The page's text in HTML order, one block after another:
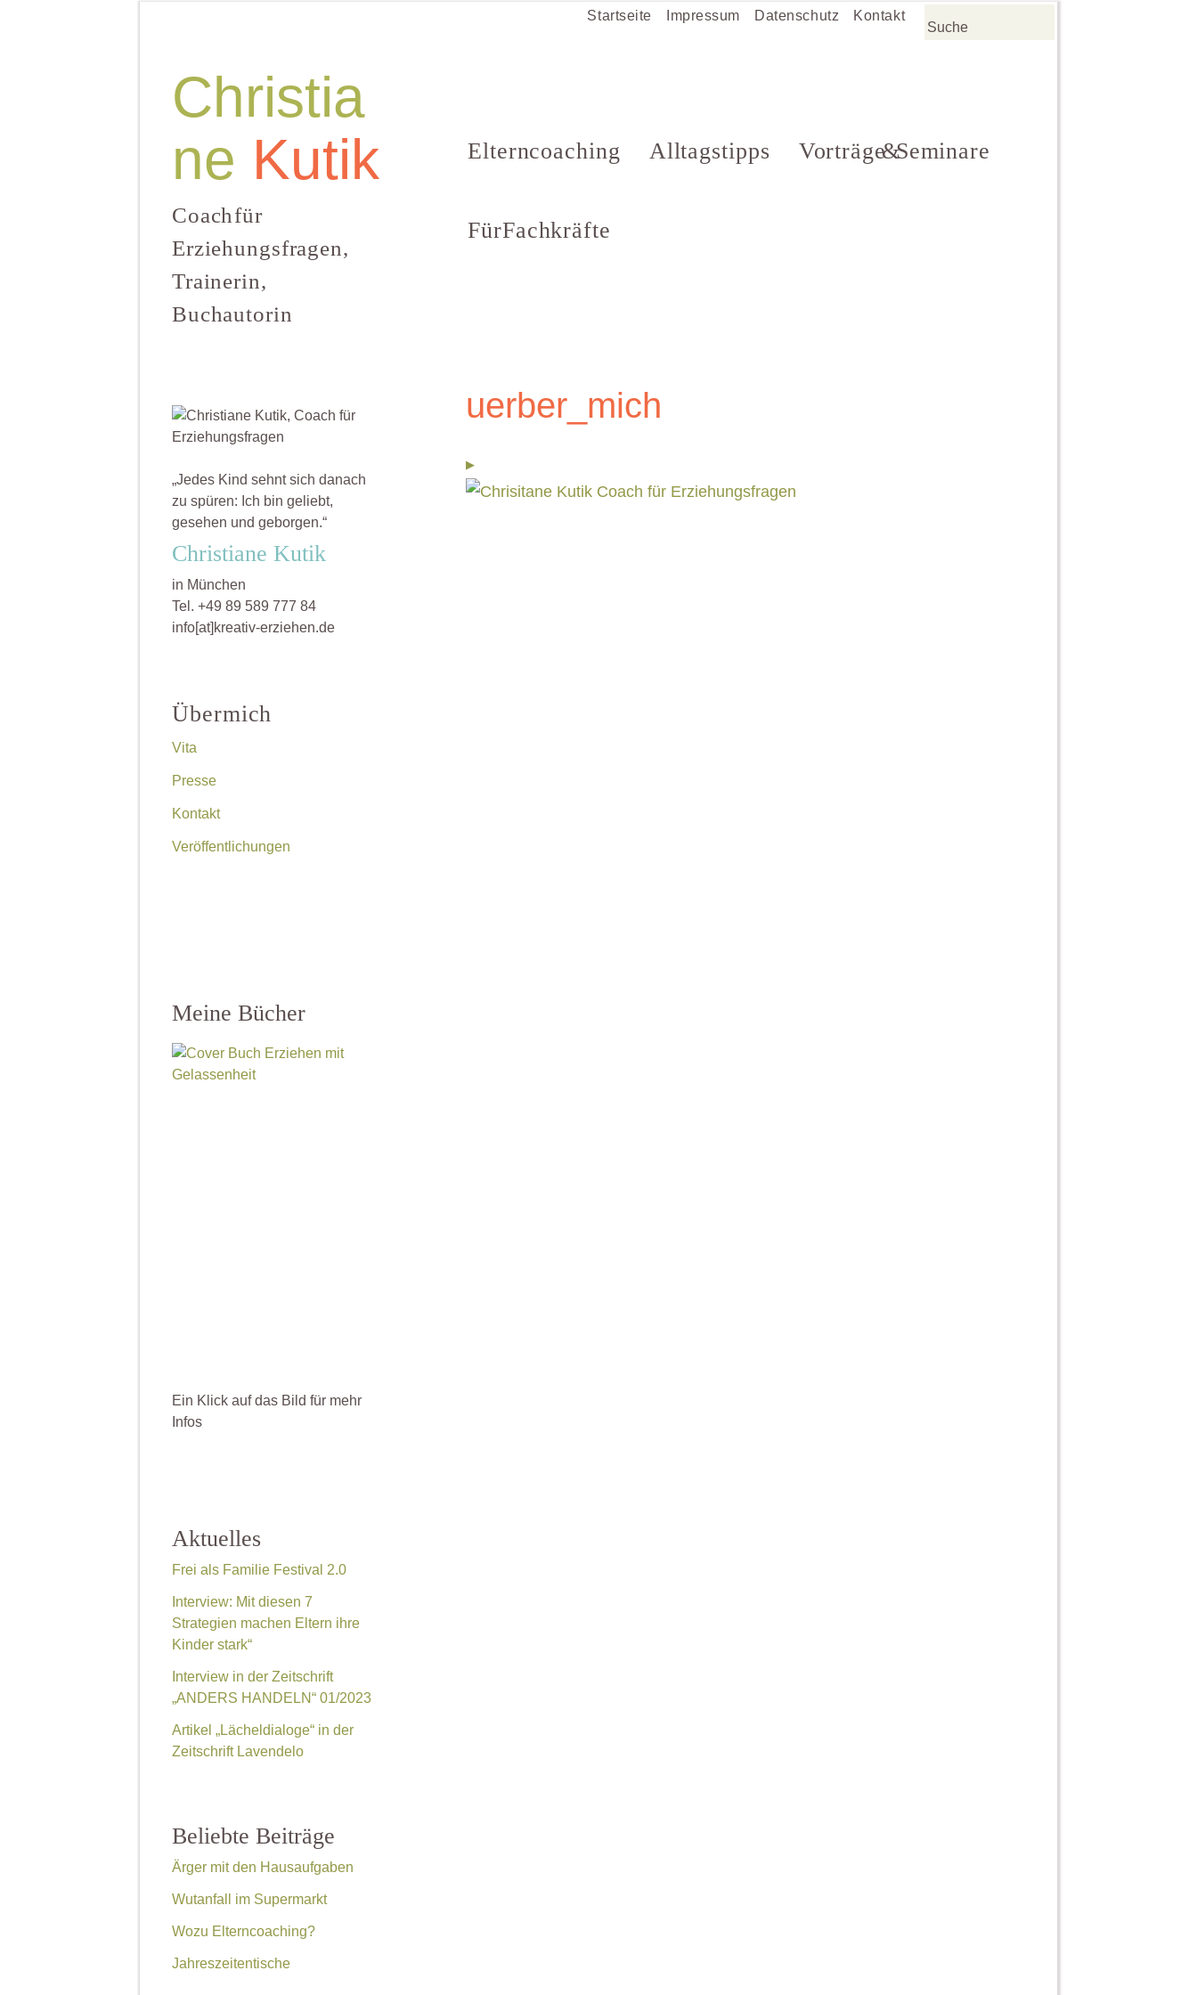
Startseite Impressum Datenschutz Kontakt
Christia
ne Kutik
Coach für
Erziehungsfragen,
Trainerin,
Buchautorin
Elterncoaching Alltagstipps Vorträge & Seminare
Für Fachkräfte
uerber_mich
„Jedes Kind sehnt sich danach
zu spüren: Ich bin geliebt,
gesehen und geborgen.“
Christiane Kutik
in München
Tel. +49 89 589 777 84
info[at]kreativ-erziehen.de
Über mich
Vita
Presse
Kontakt
Veröffentlichungen
Meine Bücher
Ein Klick auf das Bild für mehr
Infos
Aktuelles
Frei als Familie Festival 2.0
Interview: Mit diesen 7
Strategien machen Eltern ihre
Kinder stark“
Interview in der Zeitschrift
„ANDERS HANDELN“ 01/2023
Artikel „Lächeldialoge“ in der
Zeitschrift Lavendelo
Beliebte Beiträge
Ärger mit den Hausaufgaben
Wutanfall im Supermarkt
Wozu Elterncoaching?
Jahreszeitentische